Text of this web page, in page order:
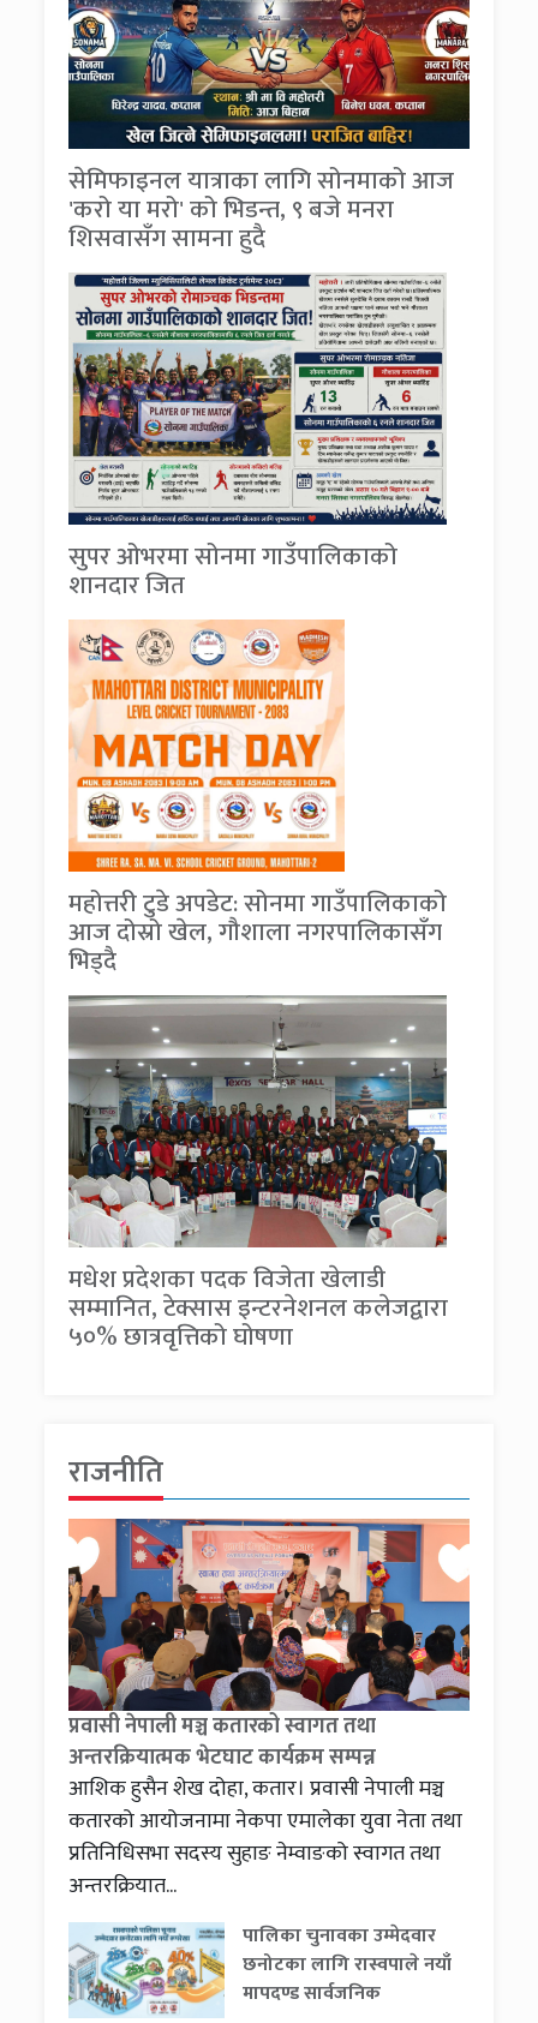
सेमिफाइनल यात्राका लागि सोनमाको आज
'करो या मरो' को भिडन्त, ९ बजे मनरा
शिसवासँग सामना हुदै
सुपर ओभरमा सोनमा गाउँपालिकाको
शानदार जित
महोत्तरी टुडे अपडेट: सोनमा गाउँपालिकाको
आज दोस्रो खेल, गौशाला नगरपालिकासँग
भिड्दै
मधेश प्रदेशका पदक विजेता खेलाडी
सम्मानित, टेक्सास इन्टरनेशनल कलेजद्वारा
५०% छात्रवृत्तिको घोषणा
राजनीति
प्रवासी नेपाली मञ्च कतारको स्वागत तथा
अन्तरक्रियात्मक भेटघाट कार्यक्रम सम्पन्न
आशिक हुसैन शेख दोहा, कतार। प्रवासी नेपाली मञ्च
कतारको आयोजनामा नेकपा एमालेका युवा नेता तथा
प्रतिनिधिसभा सदस्य सुहाङ नेम्वाङको स्वागत तथा
अन्तरक्रियात...
पालिका चुनावका उम्मेदवार
छनोटका लागि रास्वपाले नयाँ
मापदण्ड सार्वजनिक